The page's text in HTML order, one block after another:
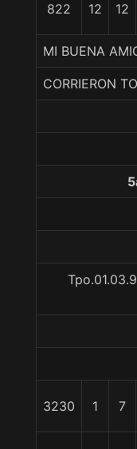
822 12 12
MI BUENA
CORRIERON
3230 1 7